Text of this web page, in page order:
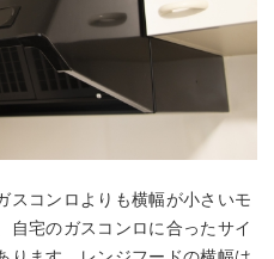
スコンロよりも横幅が小さいモ
自宅のガスコンロに合ったサイ